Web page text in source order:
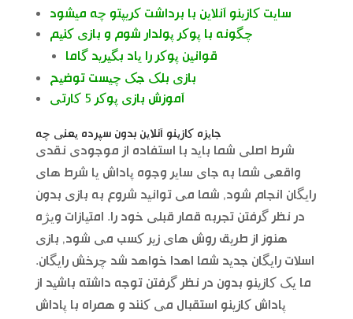
سایت کازینو آنلاین با برداشت کریپتو چه میشود
چگونه با پوکر پولدار شوم و بازی کنیم
قوانین پوکر را یاد بگیرید گاما
بازی بلک جک چیست توضیح
آموزش بازی پوکر 5 کارتی
جایزه کازینو آنلاین بدون سپرده یعنی چه
شرط اصلی شما باید با استفاده از موجودی نقدی
واقعی شما به جای سایر وجوه پاداش یا شرط های
رایگان انجام شود, شما می توانید شروع به بازی بدون
در نظر گرفتن تجربه قمار قبلی خود را. امتیازات ویژه
هنوز از طریق روش های زیر کسب می شود, بازی
اسلات رایگان جدید شما اهدا خواهد شد چرخش رایگان.
ما یک کازینو بدون در نظر گرفتن توجه داشته باشید از
پاداش کازینو استقبال می کنند و همراه با پاداش